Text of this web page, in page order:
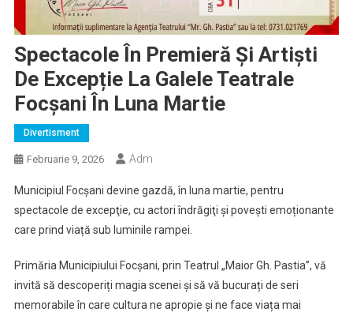
Spectacole În Premieră Și Artiști
De Excepție La Galele Teatrale
Focşani În Luna Martie
Divertisment
Februarie 9, 2026 Adm
Municipiul Focşani devine gazdă, în luna martie, pentru
spectacole de excepţie, cu actori îndrăgiţi şi povești emoționante
care prind viață sub luminile rampei.
Primăria Municipiului Focşani, prin Teatrul „Maior Gh. Pastia”, vă
invită să descoperiți magia scenei și să vă bucurați de seri
memorabile în care cultura ne apropie și ne face viața mai